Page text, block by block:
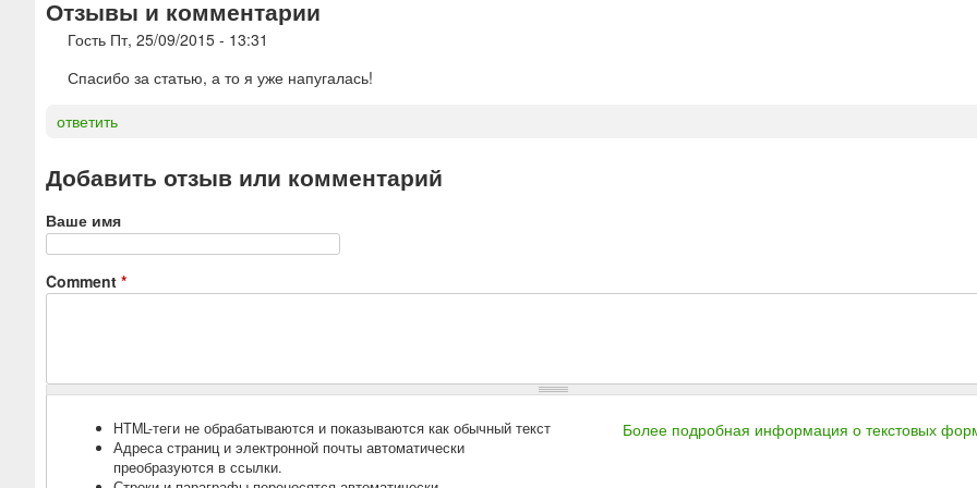
Отзывы и комментарии
Гость Пт, 25/09/2015 - 13:31
Спасибо за статью, а то я уже напугалась!
ответить
Добавить отзыв или комментарий
Ваше имя
Comment *
Более подробная информация о текстовых
HTML-теги не обрабатываются и показываются как обычный текст
Адреса страниц и электронной почты автоматически
преобразуются в ссылки.